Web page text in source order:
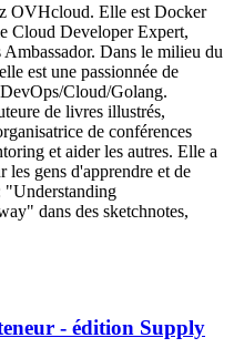
OVHcloud. Elle est Docker
Cloud Developer Expert,
Dans le milieu du
est une passionnée de
Cloud/Golang.
de livres illustrés,
de conférences
et aider les autres. Elle a
gens d'apprendre et de
"Understanding
dans des sketchnotes,
- édition Supply